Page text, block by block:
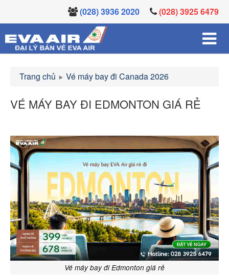
(028) 3936 2020 (028) 3925 6479
Trang chủ Vé máy bay đi Canada 2026
VÉ MÁY BAY ĐI EDMONTON GIÁ RẺ
Vé máy bay đi Edmonton giá rẻ